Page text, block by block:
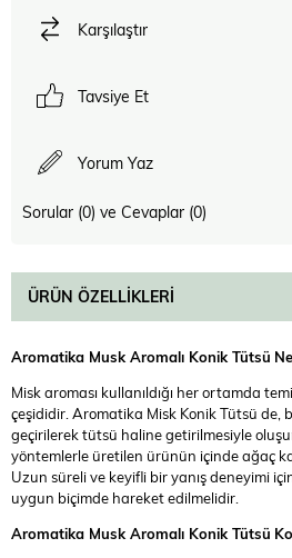
Karşılaştır
Tavsiye Et
Yorum Yaz
Sorular (0) ve Cevaplar (0)
ÜRÜN ÖZELLIKLERI
Aromatika Musk Aromalı Konik Tütsü
Misk aroması kullanıldığı her ortamda
çeşididir. Aromatika Misk Konik Tütsü de,
geçirilerek tütsü haline getirilmesiyle
yöntemlerle üretilen ürünün içinde ağaç
Uzun süreli ve keyifli bir yanış deneyimi
uygun biçimde hareket edilmelidir.
Aromatika Musk Aromalı Konik Tütsü